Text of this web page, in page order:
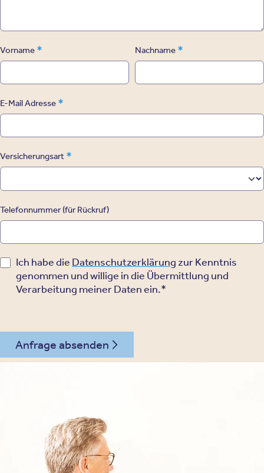
Vorname * Nachname *
E-Mail Adresse *
Versicherungsart *
Telefonnummer (für Rückruf)
Ich habe die Datenschutzerklärung zur Kenntnis
genommen und willige in die Übermittlung und
Verarbeitung meiner Daten ein.*
Anfrage absenden
Informationen
Für Patienten
Für Zuweiser